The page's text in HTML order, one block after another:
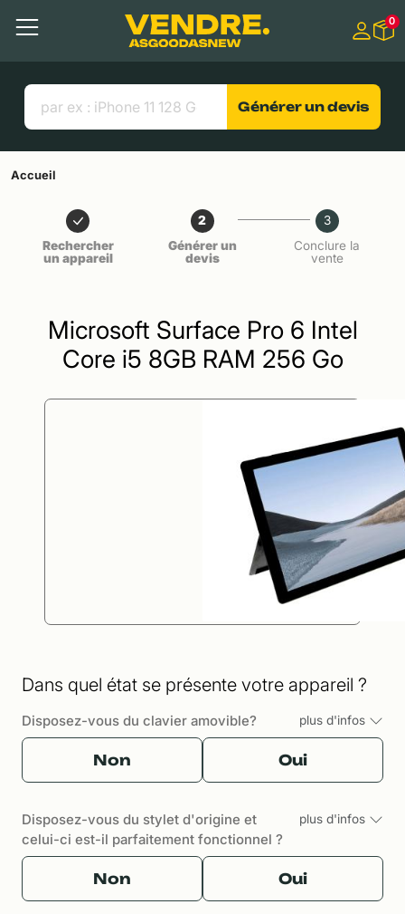
Contenu principal
Menu
Liens utiles
0
Générer un devis
Accueil
Rechercher
un appareil
2
Générer un
devis
3
Conclure la
vente
Microsoft Surface Pro 6 Intel
Core i5 8GB RAM 256 Go
Dans quel état se présente votre appareil ?
Disposez-vous du clavier amovible? plus d'infos
Non Oui
Disposez-vous du stylet d'origine et
celui-ci est-il parfaitement fonctionnel ?
plus d'infos
Non Oui